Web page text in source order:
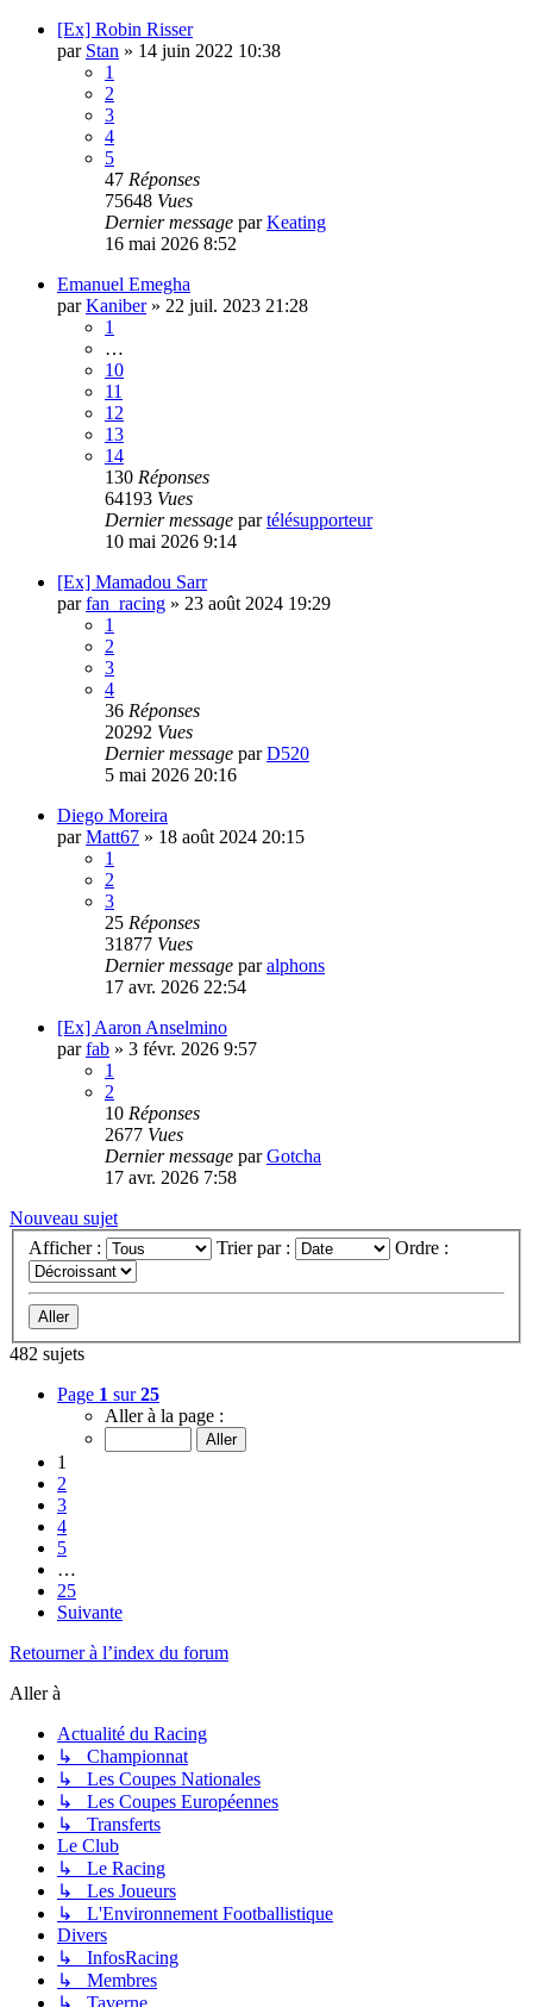
[Ex] Robin Risser
par Stan » 14 juin 2022 10:38
1
2
3
4
5
47 Réponses
75648 Vues
Dernier message parKeating
16 mai 2026 8:52
Emanuel Emegha
parKaniber» 22 juil. 2023 21:28
1
…
10
11
12
13
14
130 Réponses
64193 Vues
Dernier message partélésupporteur
10 mai 2026 9:14
[Ex] Mamadou Sarr
parfan_racing » 23 août 2024 19:29
1
2
3
4
36 Réponses
20292 Vues
Dernier message parD520
5 mai 2026 20:16
Diego Moreira
parMatt67 » 18 août 2024 20:15
1
2
3
25 Réponses
31877 Vues
Dernier message paralphons
17 avr. 2026 22:54
[Ex] Aaron Anselmino
parfab » 3 févr. 2026 9:57
1
2
10 Réponses
2677 Vues
Dernier message parGotcha
17 avr. 2026 7:58
Nouveau sujet
Afficher :
Trier par : Ordre :
482 sujets
Page 1 sur25
Aller à la page :
1
2
3
4
5
…
25
Suivante
Retourner à l’index du forum
Aller à
Actualité du Racing
↳ Championnat
↳ Les Coupes Nationales
↳ Les Coupes Européennes
↳ Transferts
Le Club
↳ Le Racing
↳ Les Joueurs
↳ L'Environnement Footballistique
Divers
↳ InfosRacing
↳ Membres